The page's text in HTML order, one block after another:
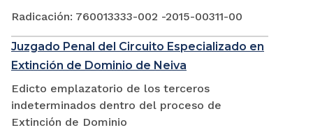
Radicación: 760013333-002 -2015-00311-00
Juzgado Penal del Circuito Especializado en
Extinción de Dominio de Neiva
Edicto emplazatorio de los terceros
indeterminados dentro del proceso de
Extinción de Dominio